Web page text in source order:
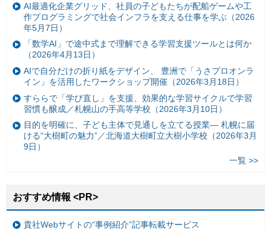
AI最適化企業グリッド、社員の子どもたちが配船ゲームや工
作プログラミングで社会インフラを支える仕事を学ぶ（2026
年5月7日）
「数学AI」で途中式まで理解できる学習支援ツールとは何か
（2026年4月13日）
AIで自分だけの折り紙をデザイン、 豊洲で「うさプロオンラ
イン」を活用したワークショップ開催（2026年3月18日）
すららで「学び直し」を支援、効果的な学習サイクルで学習
習慣も醸成／札幌山の手高等学校（2026年3月10日）
目的を明確に、子ども主体で見通しを立てる授業— 札幌に届
ける“大樹町の魅力”／北海道大樹町立大樹小学校（2026年3月
9日）
一覧 >>
おすすめ情報 <PR>
貴社Webサイトの“事例紹介”記事転載サービス